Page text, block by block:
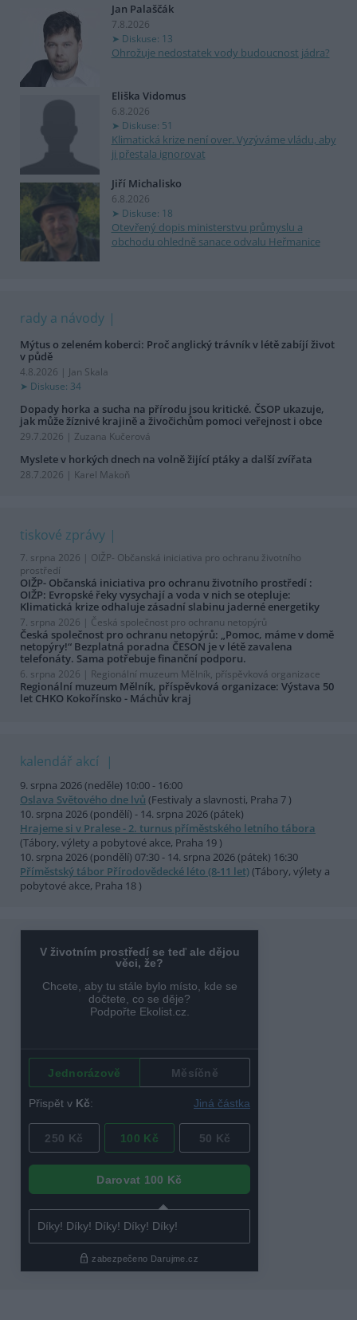
Jan Palaščák
7.8.2026
Diskuse: 13
Ohrožuje nedostatek vody budoucnost jádra?
Eliška Vidomus
6.8.2026
Diskuse: 51
Klimatická krize není over. Vyzýváme vládu, aby
ji přestala ignorovat
Jiří Michalisko
6.8.2026
Diskuse: 18
Otevřený dopis ministerstvu průmyslu a
obchodu ohledně sanace odvalu Heřmanice
rady a návody
Mýtus o zeleném koberci: Proč anglický trávník v létě zabíjí život
v půdě
4.8.2026 | Jan Skala
Diskuse: 34
Dopady horka a sucha na přírodu jsou kritické. ČSOP ukazuje,
jak může žíznivé krajině a živočichům pomoci veřejnost i obce
29.7.2026 | Zuzana Kučerová
Myslete v horkých dnech na volně žijící ptáky a další zvířata
28.7.2026 | Karel Makoň
tiskové zprávy
7. srpna 2026 | OIŽP- Občanská iniciativa pro ochranu životního
prostředí
OIŽP- Občanská iniciativa pro ochranu životního prostředí :
OIŽP: Evropské řeky vysychají a voda v nich se otepluje:
Klimatická krize odhaluje zásadní slabinu jaderné energetiky
7. srpna 2026 | Česká společnost pro ochranu netopýrů
Česká společnost pro ochranu netopýrů: „Pomoc, máme v domě
netopýry!“ Bezplatná poradna ČESON je v létě zavalena
telefonáty. Sama potřebuje finanční podporu.
6. srpna 2026 | Regionální muzeum Mělník, příspěvková organizace
Regionální muzeum Mělník, příspěvková organizace: Výstava 50
let CHKO Kokořínsko - Máchův kraj
kalendář akcí
9. srpna 2026 (neděle) 10:00 - 16:00
Oslava Světového dne lvů (Festivaly a slavnosti, Praha 7 )
10. srpna 2026 (pondělí) - 14. srpna 2026 (pátek)
Hrajeme si v Pralese - 2. turnus příměstského letního tábora
(Tábory, výlety a pobytové akce, Praha 19 )
10. srpna 2026 (pondělí) 07:30 - 14. srpna 2026 (pátek) 16:30
Příměstský tábor Přírodovědecké léto (8-11 let)(Tábory, výlety a
pobytové akce, Praha 18 )